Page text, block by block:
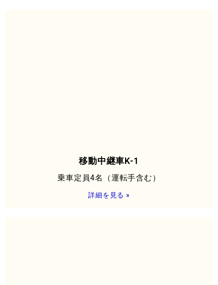
移動中継車K-1
乗車定員4名（運転手含む）
詳細を見る »